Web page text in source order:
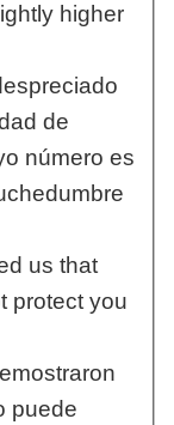
higher
de
número es
us that
protect you
puede